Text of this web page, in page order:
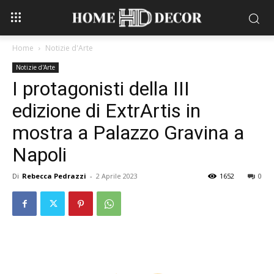
Home Notizie d'Arte
Notizie d'Arte
I protagonisti della III
edizione di ExtrArtis in
mostra a Palazzo Gravina a
Napoli
Di Rebecca Pedrazzi - 2 Aprile 2023 0
1652